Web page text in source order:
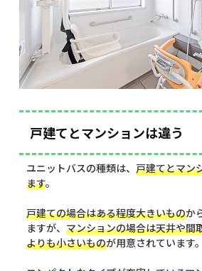
戸建てとマンションは違う
ユニットバスの種類は、 戸建てとマン
ます。
戸建ての場合はある程度大きいものか
ますが、 マンションの場合は天井や間
よりも小さいものが用意されています。